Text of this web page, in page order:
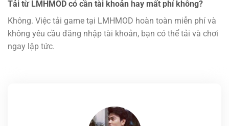
Tải từ LMHMOD có cần tài khoản hay mất phí không?
Không. Việc tải game tại LMHMOD hoàn toàn miễn phí và
không yêu cầu đăng nhập tài khoản, bạn có thể tải và chơi
ngay lập tức.